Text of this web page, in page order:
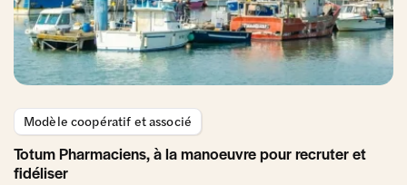
Modèle coopératif et associé
Totum Pharmaciens, à la manoeuvre pour recruter et
fidéliser